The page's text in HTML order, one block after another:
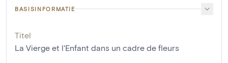
BASISINFORMATIE
Titel
La Vierge et l'Enfant dans un cadre de fleurs